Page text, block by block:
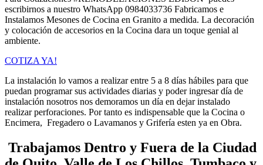
escribirnos a nuestro WhatsApp 0984033736 Fabricamos e
Instalamos Mesones de Cocina en Granito a medida. La decoración
y colocación de accesorios en la Cocina dara un toque genial al
ambiente.
COTIZA YA!
La instalación lo vamos a realizar entre 5 a 8 días hábiles para que
puedan programar sus actividades diarias y poder ingresar día de
instalación nosotros nos demoramos un día en dejar instalado
realizar perforaciones. Por tanto es indispensable que la Cocina o
Encimera, Fregadero o Lavamanos y Grifería esten ya en Obra.
Trabajamos Dentro y Fuera de la Ciudad